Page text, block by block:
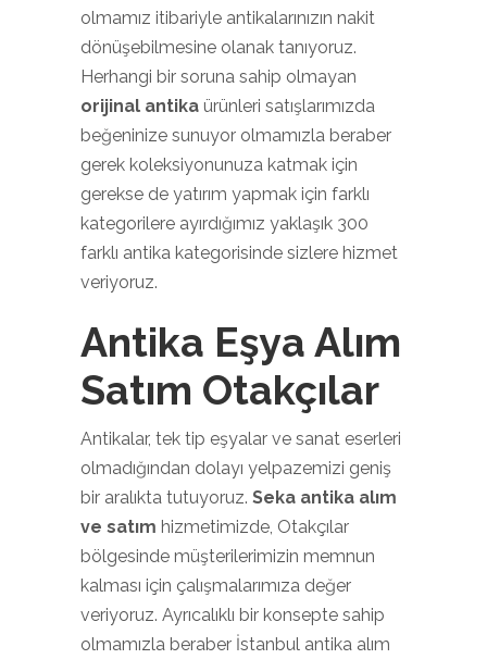
olmamız itibariyle antikalarınızın nakit
dönüşebilmesine olanak tanıyoruz.
Herhangi bir soruna sahip olmayan
orijinal antika ürünleri satışlarımızda
beğeninize sunuyor olmamızla beraber
gerek koleksiyonunuza katmak için
gerekse de yatırım yapmak için farklı
kategorilere ayırdığımız yaklaşık 300
farklı antika kategorisinde sizlere hizmet
veriyoruz.
Antika Eşya Alım
Satım Otakçılar
Antikalar, tek tip eşyalar ve sanat eserleri
olmadığından dolayı yelpazemizi geniş
bir aralıkta tutuyoruz. Seka antika alım
ve satım hizmetimizde, Otakçılar
bölgesinde müşterilerimizin memnun
kalması için çalışmalarımıza değer
veriyoruz. Ayrıcalıklı bir konsepte sahip
olmamızla beraber İstanbul antika alım